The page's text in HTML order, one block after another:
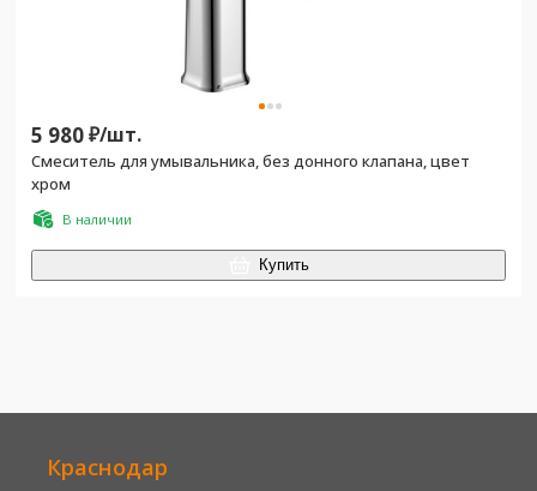
5 980₽/шт.
Смеситель для умывальника, без донного клапана, цвет
хром
В наличии
Купить
Краснодар